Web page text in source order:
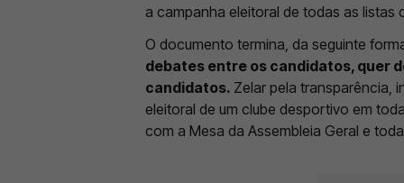
a campanha eleitoral de todas as
O documento termina, da seguinte
debates entre os candidatos, quer
candidatos. Zelar pela transparência,
eleitoral de um clube desportivo em
com a Mesa da Assembleia Geral e